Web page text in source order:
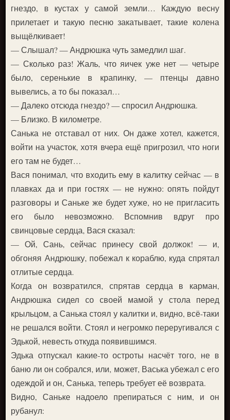
гнездо, в кустах у самой земли… Каждую весну
прилетает и такую песню закатывает, такие колена
выщёлкивает!
— Слышал? — Андрюшка чуть замедлил шаг.
— Сколько раз! Жаль, что яичек уже нет — четыре
было, серенькие в крапинку, — птенцы давно
вывелись, а то бы показал…
— Далеко отсюда гнездо? — спросил Андрюшка.
— Близко. В километре.
Санька не отставал от них. Он даже хотел, кажется,
войти на участок, хотя вчера ещё пригрозил, что ноги
его там не будет…
Вася понимал, что входить ему в калитку сейчас — в
плавках да и при гостях — не нужно: опять пойдут
разговоры и Саньке же будет хуже, но не пригласить
его было невозможно. Вспомнив вдруг про
свинцовые сердца, Вася сказал:
— Ой, Сань, сейчас принесу свой должок! — и,
обгоняя Андрюшку, побежал к кораблю, куда спрятал
отлитые сердца.
Когда он возвратился, спрятав сердца в карман,
Андрюшка сидел со своей мамой у стола перед
крыльцом, а Санька стоял у калитки и, видно, всё-таки
не решался войти. Стоял и негромко переругивался с
Эдькой, невесть откуда появившимся.
Эдька отпускал какие-то остроты насчёт того, не в
баню ли он собрался, или, может, Васька убежал с его
одеждой и он, Санька, теперь требует её возврата.
Видно, Саньке надоело препираться с ним, и он
рубанул: